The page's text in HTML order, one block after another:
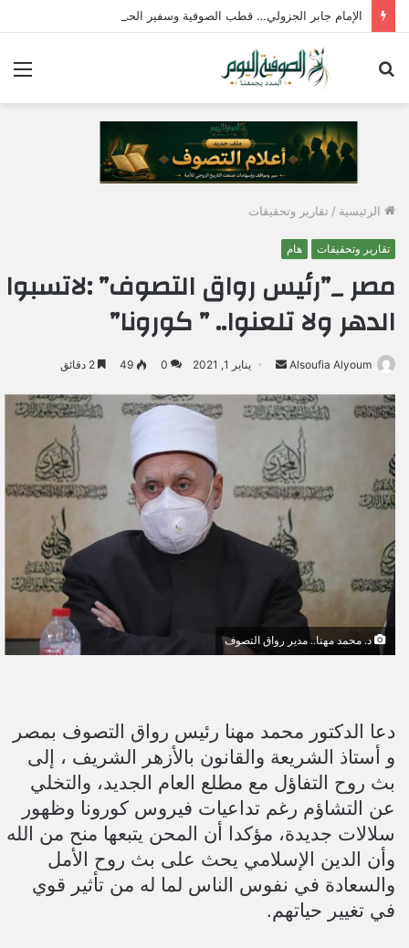
الإمام جابر الجزولي… قطب الصوفية وسفير الحب الإلهي في مصر
الرئيسية / تقارير وتحقيقات
تقارير وتحقيقات هام
مصر _”رئيس رواق التصوف” :لاتسبوا
الدهر ولا تلعنوا.. ” كورونا”
Alsoufia Alyoum
س
ب
ر
ي
ا
ر
ا
يناير 1, 2021 0
49
د. محمد مهنا.. مدير رواق التصوف
دعا الدكتور محمد مهنا رئيس رواق التصوف بمصر
و أستاذ الشريعة والقانون بالأزهر الشريف ، إلى
بث روح التفاؤل مع مطلع العام الجديد، والتخلي
عن التشاؤم رغم تداعيات فيروس كورونا وظهور
سلالات جديدة، مؤكدا أن المحن يتبعها منح من الله
وأن الدين الإسلامي يحث على بث روح الأمل
والسعادة في نفوس الناس لما له من تأثير قوي
في تغيير حياتهم.